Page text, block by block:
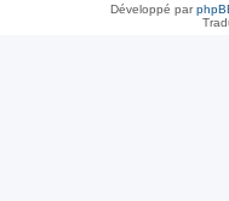
Développé par